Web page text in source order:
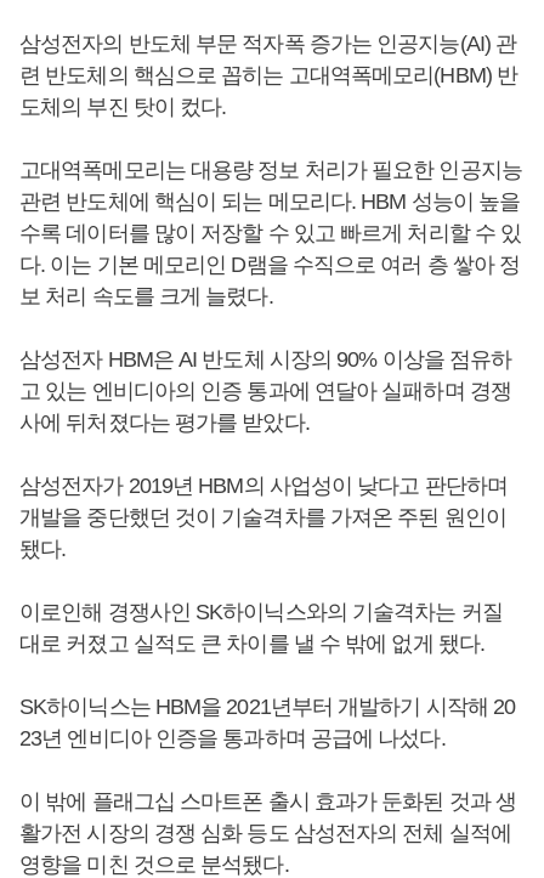
삼성전자의 반도체 부문 적자폭 증가는 인공지능(AI) 관
련 반도체의 핵심으로 꼽히는 고대역폭메모리(HBM) 반
도체의 부진 탓이 컸다.
고대역폭메모리는 대용량 정보 처리가 필요한 인공지능
관련 반도체에 핵심이 되는 메모리다. HBM 성능이 높을
수록 데이터를 많이 저장할 수 있고 빠르게 처리할 수 있
다. 이는 기본 메모리인 D램을 수직으로 여러 층 쌓아 정
보 처리 속도를 크게 늘렸다.
삼성전자 HBM은 AI 반도체 시장의 90% 이상을 점유하
고 있는 엔비디아의 인증 통과에 연달아 실패하며 경쟁
사에 뒤처졌다는 평가를 받았다.
삼성전자가 2019년 HBM의 사업성이 낮다고 판단하며
개발을 중단했던 것이 기술격차를 가져온 주된 원인이
됐다.
이로인해 경쟁사인 SK하이닉스와의 기술격차는 커질
대로 커졌고 실적도 큰 차이를 낼 수 밖에 없게 됐다.
SK하이닉스는 HBM을 2021년부터 개발하기 시작해 20
23년 엔비디아 인증을 통과하며 공급에 나섰다.
이 밖에 플래그십 스마트폰 출시 효과가 둔화된 것과 생
활가전 시장의 경쟁 심화 등도 삼성전자의 전체 실적에
영향을 미친 것으로 분석됐다.